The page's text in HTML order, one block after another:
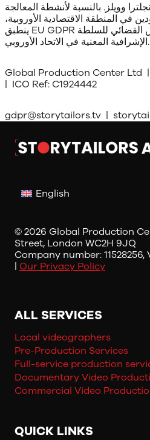
وويلز. بالنسبة لأنشطة المعالجة
في المنطقة الاقتصادية الأوروبية،
ينطبق EU GDPR بشكل متزامن ونقر بالاختصاص القضائي للسلطة
الإشرافية المعنية في الاتحاد الأوروبي.
Global Production Center Ltd |
| ICO Ref: C1924442
gdpr@storytailors.tv |
English
© 2026 Global Production
Street, London WC2H 9JQ
Company number: 11528256,
| Our Privacy Policy
ALL SERVICES
Local videographers
Pre-Production Services
Full-service production
Documentary Video
Commercial Video
QUICK LINKS